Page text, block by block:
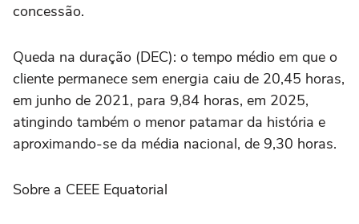
concessão.
Queda na duração (DEC): o tempo médio em que o
cliente permanece sem energia caiu de 20,45 horas,
em junho de 2021, para 9,84 horas, em 2025,
atingindo também o menor patamar da história e
aproximando-se da média nacional, de 9,30 horas.
Sobre a CEEE Equatorial